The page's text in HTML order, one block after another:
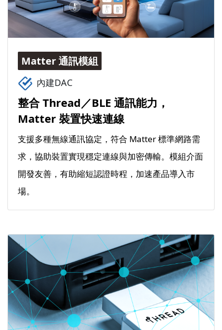
Matter 通訊模組
內建DAC
整合 Thread／BLE 通訊能力，
Matter 裝置快速連線
支援多種無線通訊協定，符合 Matter 標準網路需
求，協助裝置實現穩定連線與加密傳輸。模組介面
開發友善，有助縮短認證時程，加速產品導入市
場。